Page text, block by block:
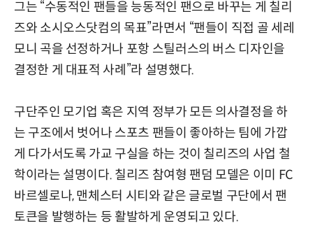
그는 “수동적인 팬들을 능동적인 팬으로 바꾸는 게 칠리
즈와 소시오스닷컴의 목표”라면서 “팬들이 직접 골 세레
모니 곡을 선정하거나 포항 스틸러스의 버스 디자인을
결정한 게 대표적 사례”라 설명했다.
구단주인 모기업 혹은 지역 정부가 모든 의사결정을 하
는 구조에서 벗어나 스포츠 팬들이 좋아하는 팀에 가깝
게 다가서도록 가교 구실을 하는 것이 칠리즈의 사업 철
학이라는 설명이다. 칠리즈 참여형 팬덤 모델은 이미 FC
바르셀로나, 맨체스터 시티와 같은 글로벌 구단에서 팬
토큰을 발행하는 등 활발하게 운영되고 있다.